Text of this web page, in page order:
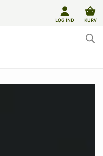
LOG IND KURV